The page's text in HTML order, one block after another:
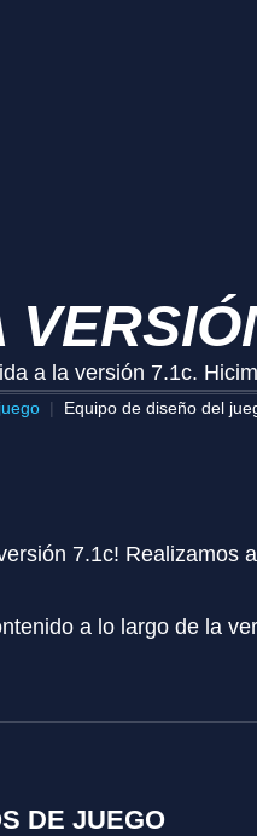
a la versión 7.1c.
Equipo de diseño del
7.1c! Realizamos
a lo largo de la
DE JUEGO